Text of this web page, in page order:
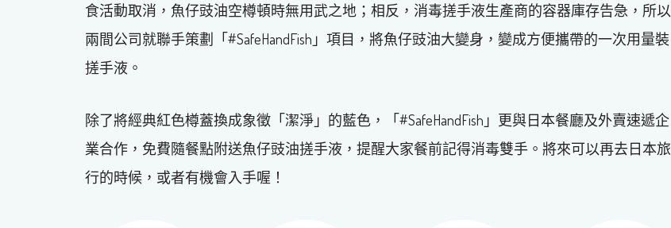
食活動取消，魚仔豉油空樽頓時無用武之地；相反，消毒搓手液生產商的容器庫存告急，所以
兩間公司就聯手策劃「#SafeHandFish」項目，將魚仔豉油大變身，變成方便攜帶的一次用量裝
搓手液。
除了將經典紅色樽蓋換成象徵「潔淨」的藍色，「#SafeHandFish」更與日本餐廳及外賣速遞企
業合作，免費隨餐點附送魚仔豉油搓手液，提醒大家餐前記得消毒雙手。將來可以再去日本旅
行的時候，或者有機會入手喔！